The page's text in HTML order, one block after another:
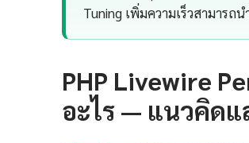
Tuning เพิ่มความเร็วสามารถ
PHP Livewire
อะไร — แนวคิด